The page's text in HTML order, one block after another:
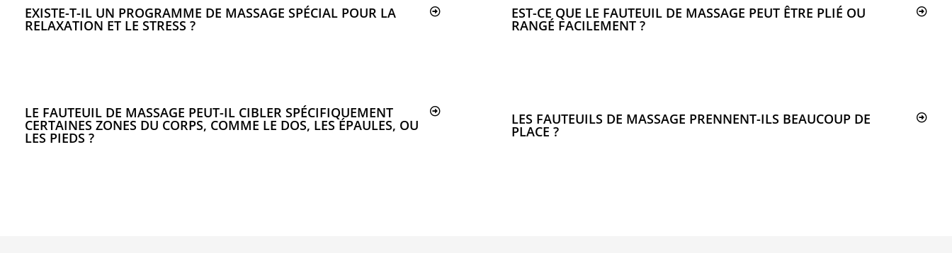
EXISTE-T-IL UN PROGRAMME DE MASSAGE SPÉCIAL POUR LA
RELAXATION ET LE STRESS ?
EST-CE QUE LE FAUTEUIL DE MASSAGE PEUT ÊTRE PLIÉ OU
RANGÉ FACILEMENT ?
LE FAUTEUIL DE MASSAGE PEUT-IL CIBLER SPÉCIFIQUEMENT
CERTAINES ZONES DU CORPS, COMME LE DOS, LES ÉPAULES, OU
LES PIEDS ?
LES FAUTEUILS DE MASSAGE PRENNENT-ILS BEAUCOUP DE
PLACE ?